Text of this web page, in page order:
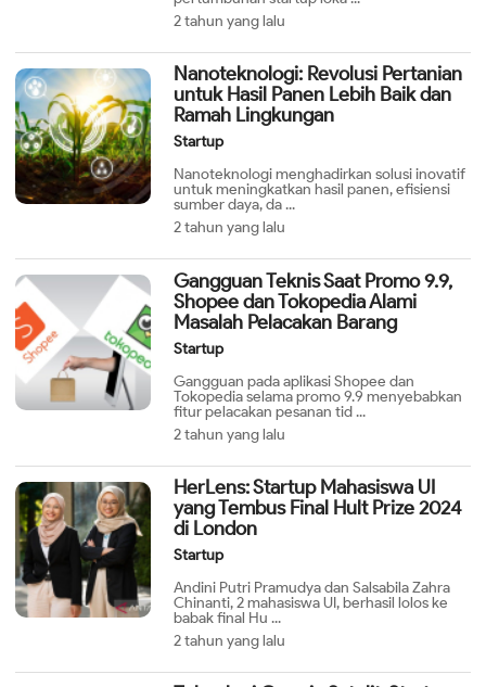
2 tahun yang lalu
Nanoteknologi: Revolusi Pertanian
untuk Hasil Panen Lebih Baik dan
Ramah Lingkungan
Startup
Nanoteknologi menghadirkan solusi inovatif
untuk meningkatkan hasil panen, efisiensi
sumber daya, da ...
2 tahun yang lalu
Gangguan Teknis Saat Promo 9.9,
Shopee dan Tokopedia Alami
Masalah Pelacakan Barang
Startup
Gangguan pada aplikasi Shopee dan
Tokopedia selama promo 9.9 menyebabkan
fitur pelacakan pesanan tid ...
2 tahun yang lalu
HerLens: Startup Mahasiswa UI
yang Tembus Final Hult Prize 2024
di London
Startup
Andini Putri Pramudya dan Salsabila Zahra
Chinanti, 2 mahasiswa UI, berhasil lolos ke
babak final Hu ...
2 tahun yang lalu